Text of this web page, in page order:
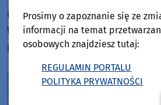
Ułańskie dziedzictwo utrwalone
W Nowej Cerkwi w gminie
patriotyczny mural
Prosimy o zapoznanie się ze
informacji na temat
osobowych znajdziesz tutaj:
REGULAMIN PORTALU
POLITYKA PRYWATNOŚCI